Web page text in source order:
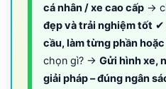
cá nhân / xe cao cấp →
đẹp và trải nghiệm tốt ✔
cầu, làm từng phần
chọn gì? → Gửi hình xe,
giải pháp – đúng ngân